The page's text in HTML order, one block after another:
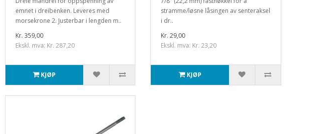
emnet i dreibenken. Leveres med
morsekrone 2. Justerbar i lengden m..
Kr. 359,00
Ekskl. mva: Kr. 287,20
KJØP
stramme/løsne låsingen av senteraksel
i dr..
Kr. 29,00
Ekskl. mva: Kr. 23,20
KJØP